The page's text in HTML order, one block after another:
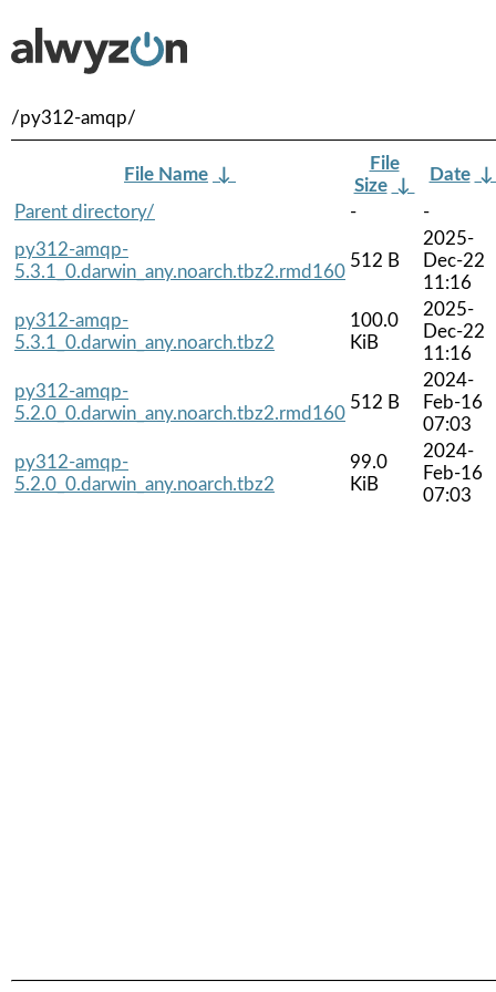
/py312-amqp/
File Name ↓
File
Size ↓
Date
Parent directory/
-
-
py312-amqp-
5.3.1_0.darwin_any.noarch.tbz2.rmd160
512 B
2025-
Dec-22
11:16
py312-amqp-
5.3.1_0.darwin_any.noarch.tbz2
100.0
KiB
2025-
Dec-22
11:16
py312-amqp-
5.2.0_0.darwin_any.noarch.tbz2.rmd160
512 B
2024-
Feb-16
07:03
py312-amqp-
5.2.0_0.darwin_any.noarch.tbz2
99.0
KiB
2024-
Feb-16
07:03